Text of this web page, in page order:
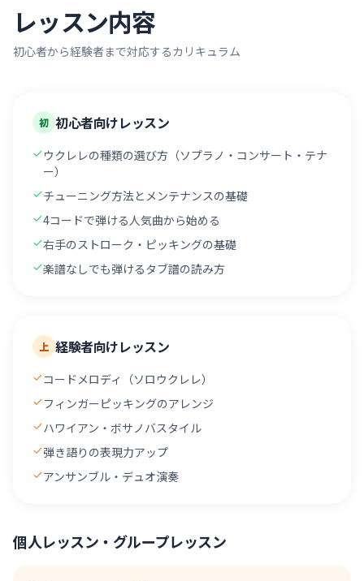
レッスン内容
初心者から経験者まで対応するカリキュラム
初 初心者向けレッスン
ウクレレの種類の選び方（ソプラノ・コンサート・テナ
ー）
チューニング方法とメンテナンスの基礎
4コードで弾ける人気曲から始める
右手のストローク・ピッキングの基礎
楽譜なしでも弾けるタブ譜の読み方
上 経験者向けレッスン
コードメロディ（ソロウクレレ）
フィンガーピッキングのアレンジ
ハワイアン・ボサノバスタイル
弾き語りの表現力アップ
アンサンブル・デュオ演奏
個人レッスン・グループレッスン